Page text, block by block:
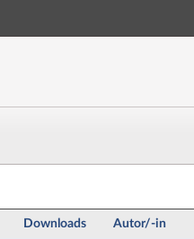
Downloads Autor/-in